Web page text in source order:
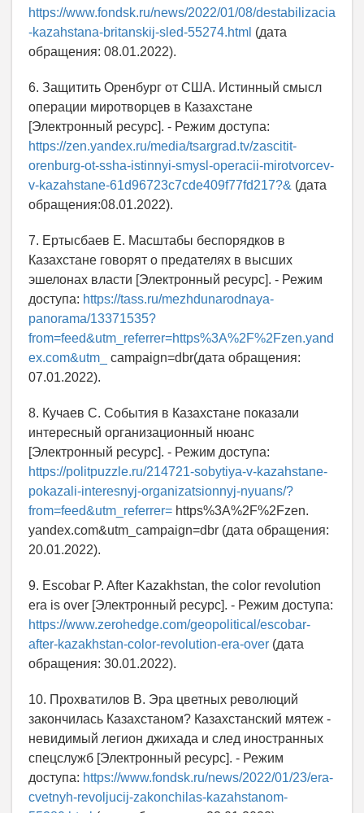
https://www.fondsk.ru/news/2022/01/08/destabilizacia
-kazahstana-britanskij-sled-55274.html (дата
обращения: 08.01.2022).
6. Защитить Оренбург от США. Истинный смысл
операции миротворцев в Казахстане
[Электронный ресурс]. - Режим доступа:
https://zen.yandex.ru/media/tsargrad.tv/zascitit-
orenburg-ot-ssha-istinnyi-smysl-operacii-mirotvorcev-
v-kazahstane-61d96723c7cde409f77fd217?& (дата
обращения:08.01.2022).
7. Ертысбаев Е. Масштабы беспорядков в
Казахстане говорят о предателях в высших
эшелонах власти [Электронный ресурс]. - Режим
доступа: https://tass.ru/mezhdunarodnaya-
panorama/13371535?
from=feed&utm_referrer=https%3A%2F%2Fzen.yand
ex.com&utm_
campaign=dbr(дата обращения:
07.01.2022).
8. Кучаев С. События в Казахстане показали
интересный организационный нюанс
[Электронный ресурс]. - Режим доступа:
https://politpuzzle.ru/214721-sobytiya-v-kazahstane-
pokazali-interesnyj-organizatsionnyj-nyuans/?
from=feed&utm_referrer= https%3A%2F%2Fzen.
yandex.com&utm_campaign=dbr (дата обращения:
20.01.2022).
9. Еscobar P. After Kazakhstan, the color revolution
era is over [Электронный ресурс]. - Режим доступа:
https://www.zerohedge.com/geopolitical/escobar-
after-kazakhstan-color-revolution-era-over (дата
обращения: 30.01.2022).
10. Прохватилов В. Эра цветных революций
закончилась Казахстаном? Казахстанский мятеж -
невидимый легион джихада и след иностранных
спецслужб [Электронный ресурс]. - Режим
доступа: https://www.fondsk.ru/news/2022/01/23/era-
cvetnyh-revoljucij-zakonchilas-kazahstanom-